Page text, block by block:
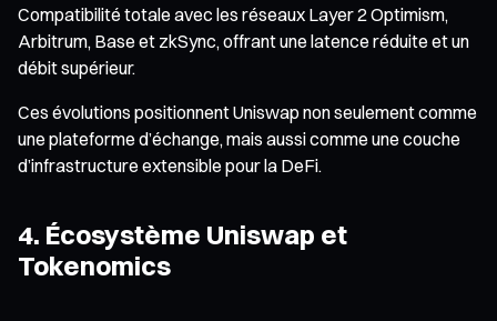
Compatibilité totale avec les réseaux Layer 2 Optimism,
Arbitrum, Base et zkSync, offrant une latence réduite et un
débit supérieur.
Ces évolutions positionnent Uniswap non seulement comme
une plateforme d’échange, mais aussi comme une couche
d’infrastructure extensible pour la DeFi.
4. Écosystème Uniswap et
Tokenomics